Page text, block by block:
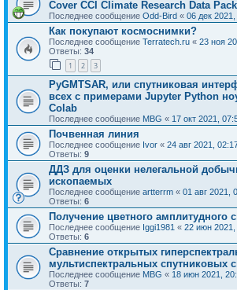
Cover CCI Climate Research Data
Последнее сообщение Odd-Bird « 06 дек
Как покупают космоснимки?
Последнее сообщение Terratech.ru « 23 ноя
Ответы: 34
1 2 3
PyGMTSAR, или спутниковая
всех с примерами Jupyter Python
Colab
Последнее сообщение MBG « 17 окт 2021,
Почвенная линия
Последнее сообщение Ivor « 24 авг 2021,
Ответы: 9
ДДЗ для оценки нелегальной
ископаемых
Последнее сообщение artterrm « 01 авг 2021,
Ответы: 6
Получение цветного амплитудного
Последнее сообщение Iggi1981 « 22 июн 2021,
Ответы: 6
Сравнение открытых
мультиспектральных спутниковых
Последнее сообщение MBG « 18 июн 2021,
Ответы: 7